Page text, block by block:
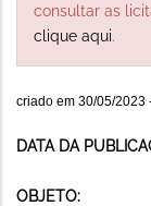
consultar as
clique aqui.
criado em 30/05/2023
DATA DA
OBJETO: